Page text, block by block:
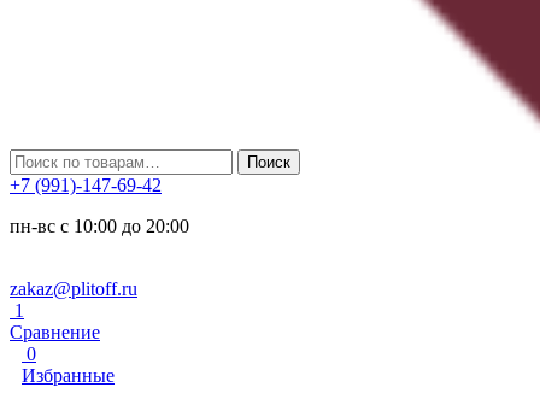
Искать: Поиск
+7 (991)-147-69-42
пн-вс с 10:00 до 20:00
zakaz@plitoff.ru
1
Сравнение
0
Избранные